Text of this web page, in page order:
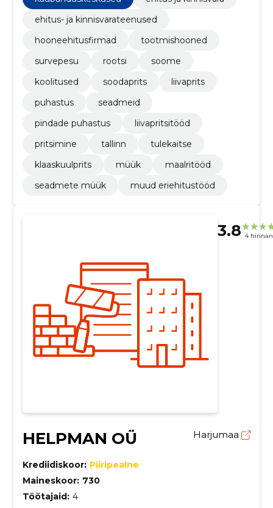
ehitus- ja kinnisvarateenused
hooneehitusfirmad
tootmishooned
survepesu
rootsi
soome
koolitused
soodaprits
liivaprits
puhastus
seadmeid
pindade puhastus
liivapritsitööd
pritsimine
tallinn
tulekaitse
klaaskuulprits
müük
maalritööd
seadmete müük
muud eriehitustööd
3.8 4
HELPMAN OÜ Harjumaa
Krediidiskoor: Piiripealne
Maineskoor: 730
Töötajaid: 4